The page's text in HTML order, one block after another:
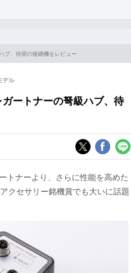
ブ、待望の後継機をレビュー
デル
ートナーの弩級ハブ、待
トナーより、さらに性能を高めた
クセサリー銘機賞でも大いに話題